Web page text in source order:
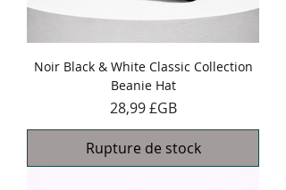
Noir Black & White Classic Collection
Beanie Hat
Prix
28,99 £GB
Rupture de stock